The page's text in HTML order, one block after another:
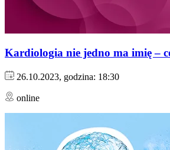
Kardiologia nie jedno ma imię –
26.10.2023, godzina: 18:30
online